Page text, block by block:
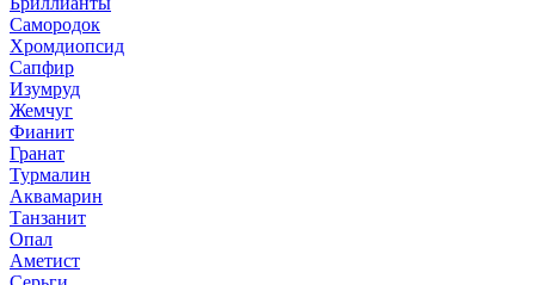
Самородок
Хромдиопсид
Сапфир
Изумруд
Жемчуг
Фианит
Гранат
Турмалин
Аквамарин
Танзанит
Опал
Аметист